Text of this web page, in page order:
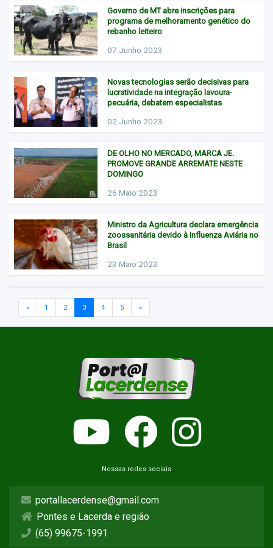
Governo de MT abre inscrições para
programa de melhoramento genético do
rebanho leiteiro
07 Junho 2023
Novas tecnologias serão decisivas para
lucratividade na integração lavoura-
pecuária, debatem especialistas
02 Junho 2023
DE OLHO NO MERCADO, MARCA JE.
PROMOVE GRANDE ARREMATE NESTE
DOMINGO
26 Maio 2023
Ministro da Agricultura declara emergência
zoossanitária devido à Influenza Aviária no
Brasil
23 Maio 2023
« 1 2 3 4 5 »
Nossas redes sociais
portallacerdense@gmail.com
Pontes e Lacerda e região
(65) 99675-1991